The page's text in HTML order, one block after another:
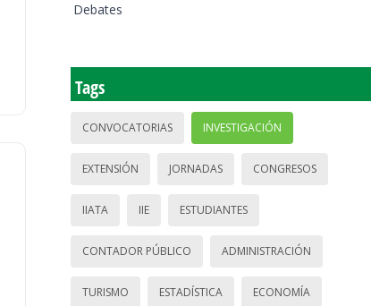
Debates
Tags
CONVOCATORIAS INVESTIGACIÓN
EXTENSIÓN JORNADAS CONGRESOS
IIATA IIE ESTUDIANTES
CONTADOR PÚBLICO ADMINISTRACIÓN
TURISMO ESTADÍSTICA ECONOMÍA